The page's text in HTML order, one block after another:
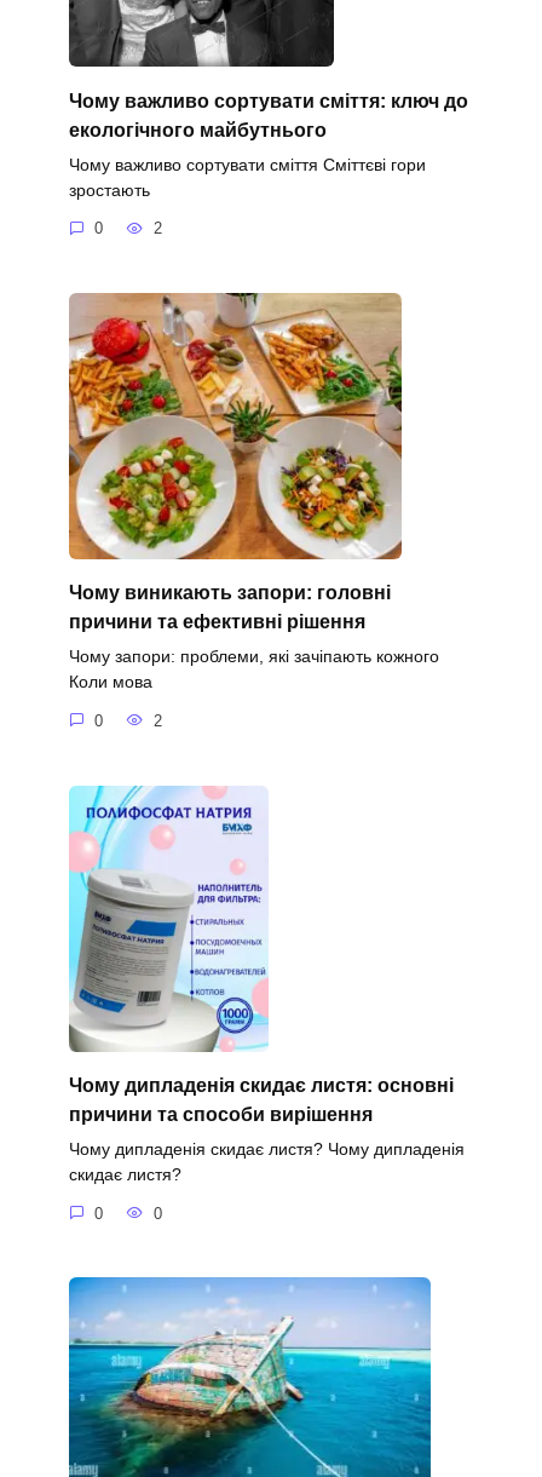
Чому важливо сортувати сміття: ключ до
екологічного майбутнього
Чому важливо сортувати сміття Сміттєві гори
зростають
0 2
Чому виникають запори: головні
причини та ефективні рішення
Чому запори: проблеми, які зачіпають кожного
Коли мова
0 2
Чому дипладенія скидає листя: основні
причини та способи вирішення
Чому дипладенія скидає листя? Чому дипладенія
скидає листя?
0 0